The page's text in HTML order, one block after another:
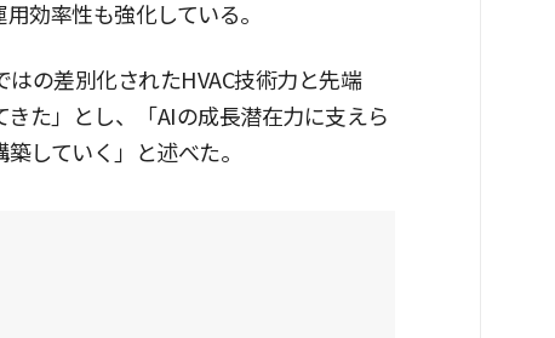
効率性も強化している。
の差別化されたHVAC技術力と先端
た」とし、「AIの成長潜在力に支えら
していく」と述べた。